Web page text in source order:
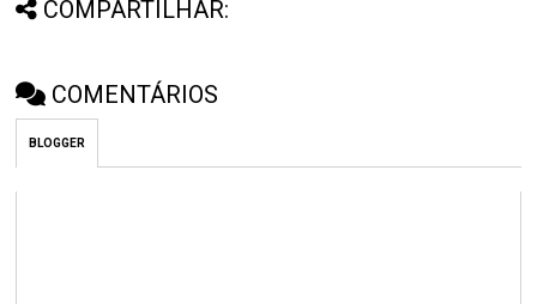
COMPARTILHAR:
COMENTÁRIOS
BLOGGER